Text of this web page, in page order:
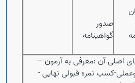
صدور
گواهینامه
اصلی آن :معرفی به آزمون –
کسب نمره قبولی نهایی -